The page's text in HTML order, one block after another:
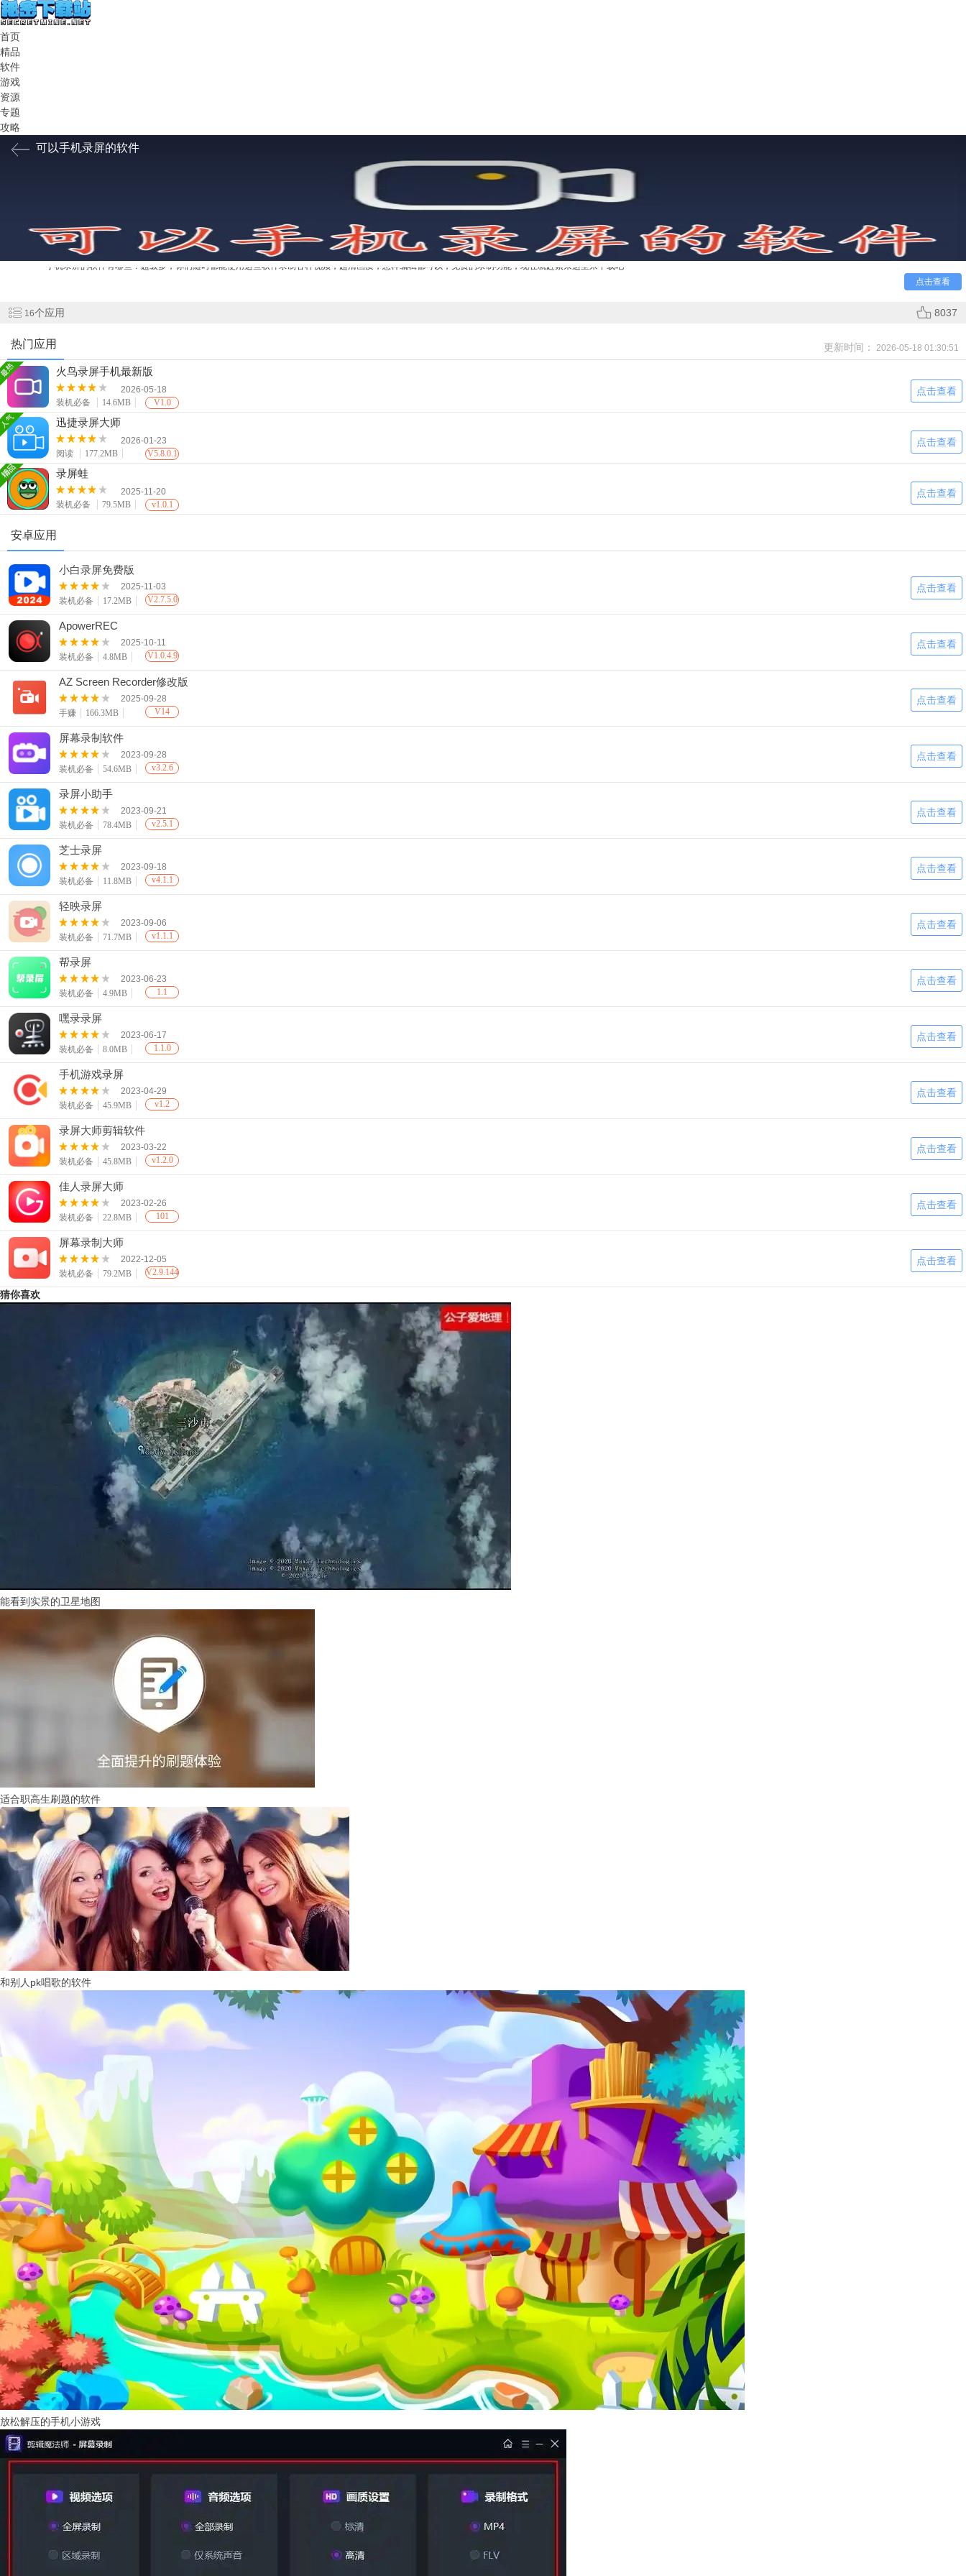
首页
精品
软件
游戏
资源
专题
攻略
可以手机录屏的软件
点击查看
手机录屏的软件有哪些？超级多，你们随时都能使用这些软件录制各种视频，超清画质，怎样编辑都可以，免费的录制功能，现在就赶紧来这里来下载吧
16个应用 8037
热门应用 更新时间： 2026-05-18 01:30:51
火鸟录屏手机最新版
2026-05-18
装机必备
14.6MB V1.0
点击查看
迅捷录屏大师
2026-01-23
阅读
177.2MB V5.8.0.1
点击查看
录屏蛙
2025-11-20
装机必备
79.5MB v1.0.1
点击查看
安卓应用
小白录屏免费版
2025-11-03
装机必备
17.2MB V2.7.5.0
点击查看
ApowerREC
2025-10-11
装机必备
4.8MB V1.0.4.9
点击查看
AZ Screen Recorder修改版
2025-09-28
手赚
166.3MB V14
点击查看
屏幕录制软件
2023-09-28
装机必备
54.6MB v3.2.6
点击查看
录屏小助手
2023-09-21
装机必备
78.4MB v2.5.1
点击查看
芝士录屏
2023-09-18
装机必备
11.8MB v4.1.1
点击查看
轻映录屏
2023-09-06
装机必备
71.7MB v1.1.1
点击查看
帮录屏
2023-06-23
装机必备
4.9MB 1.1
点击查看
嘿录录屏
2023-06-17
装机必备
8.0MB 1.1.0
点击查看
手机游戏录屏
2023-04-29
装机必备
45.9MB v1.2
点击查看
录屏大师剪辑软件
2023-03-22
装机必备
45.8MB v1.2.0
点击查看
佳人录屏大师
2023-02-26
装机必备
22.8MB 101
点击查看
屏幕录制大师
2022-12-05
装机必备
79.2MB V2.9.144
点击查看
猜你喜欢
能看到实景的卫星地图
适合职高生刷题的软件
和别人pk唱歌的软件
放松解压的手机小游戏